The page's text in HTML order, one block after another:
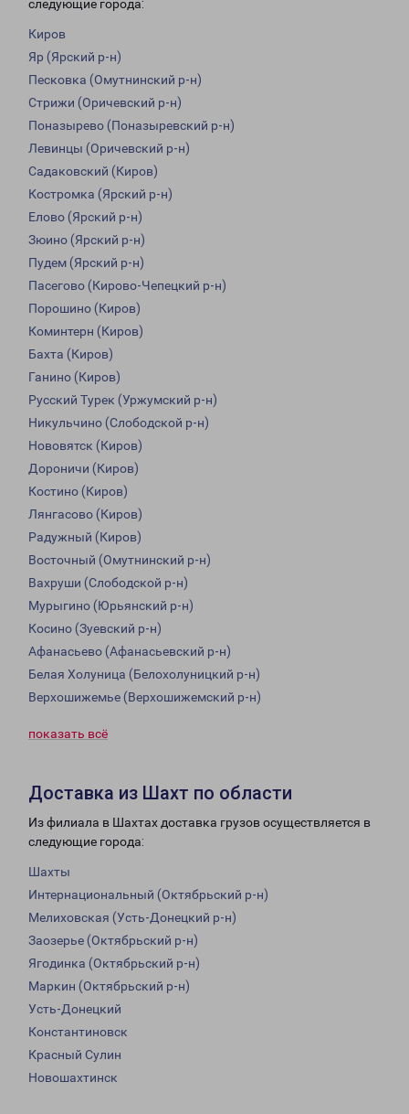
следующие города:
Киров
Яр (Ярский р-н)
Песковка (Омутнинский р-н)
Стрижи (Оричевский р-н)
Поназырево (Поназыревский р-н)
Левинцы (Оричевский р-н)
Садаковский (Киров)
Костромка (Ярский р-н)
Елово (Ярский р-н)
Зюино (Ярский р-н)
Пудем (Ярский р-н)
Пасегово (Кирово-Чепецкий р-н)
Порошино (Киров)
Коминтерн (Киров)
Бахта (Киров)
Ганино (Киров)
Русский Турек (Уржумский р-н)
Никульчино (Слободской р-н)
Нововятск (Киров)
Дороничи (Киров)
Костино (Киров)
Лянгасово (Киров)
Радужный (Киров)
Восточный (Омутнинский р-н)
Вахруши (Слободской р-н)
Мурыгино (Юрьянский р-н)
Косино (Зуевский р-н)
Афанасьево (Афанасьевский р-н)
Белая Холуница (Белохолуницкий р-н)
Верхошижемье (Верхошижемский р-н)
показать всё
Доставка из Шахт по области
Из филиала в Шахтах доставка грузов осуществляется в
следующие города:
Шахты
Интернациональный (Октябрьский р-н)
Мелиховская (Усть-Донецкий р-н)
Заозерье (Октябрьский р-н)
Ягодинка (Октябрьский р-н)
Маркин (Октябрьский р-н)
Усть-Донецкий
Константиновск
Красный Сулин
Новошахтинск